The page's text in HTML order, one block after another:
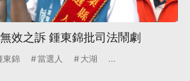
效之訴 鍾東錦批司法鬧劇
東錦 當選人 大湖 ...